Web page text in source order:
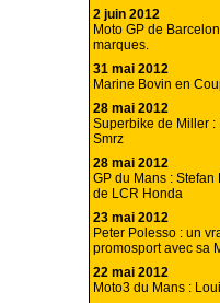
2 juin 2012
Moto GP de
marques.
31 mai 2012
Marine Bovin en
28 mai 2012
Superbike de Miller
Smrz
28 mai 2012
GP du Mans :
de LCR Honda
23 mai 2012
Peter Polesso : un
promosport avec sa
22 mai 2012
Moto3 du Mans :